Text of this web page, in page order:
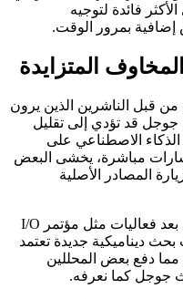
فائدة لتوجيه
إضافية بمرور الوقت.
المتزايدة
من قبل الناشرين الذين يرون
قد تؤدي إلى تقليل
الاصطناعي على
مباشرة، يخشى البعض
المصادر الأصلية
لقد تزايدت هذه المخاوف بشكل خاص بعد فعاليات مثل مؤتمر I/O
ديناميكية جديدة تعتمد
دفع بعض المحللين
جوجل كما نعرفه.